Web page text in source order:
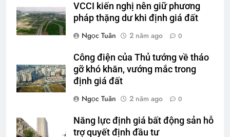
VCCI kiến nghị nên giữ phương
pháp thặng dư khi định giá đất
Ngọc Tuân
2 năm ago 0
Công điện của Thủ tướng về tháo
gỡ khó khăn, vướng mắc trong
định giá đất
Ngọc Tuân
2 năm ago 0
Năng lực định giá bất động sản hỗ
trợ quyết định đầu tư